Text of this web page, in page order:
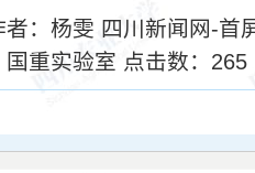
者：杨雯 四川新闻网-首
国重实验室 点击数： 265